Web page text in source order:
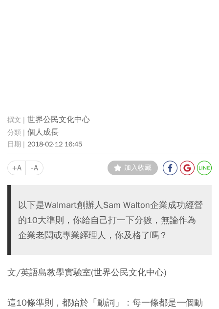
世界公民文化中心
個人成長
2018-02-12 16:45
+A -A 加入收藏
以下是Walmart創辦人Sam Walton企業成功經營
的10大準則，你給自己打一下分數，無論作為
企業老闆或專業經理人，你及格了嗎？
文/英語島教學實驗室(世界公民文化中心)
這10條準則，都始於「動詞」：每一條都是一個動